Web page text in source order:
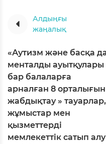
Алдыңғы
жаңалық
«Аутизм және басқа
менталды ауытқулары
бар балаларға
арналған 8 орталығын
жабдықтау » тауарлар,
жұмыстар мен
қызметтерді
мемлекеттік сатып алу